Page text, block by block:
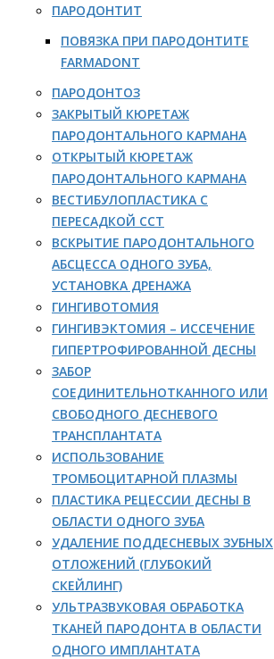
ПАРОДОНТИТ
ПОВЯЗКА ПРИ ПАРОДОНТИТЕ
FARMADONT
ПАРОДОНТОЗ
ЗАКРЫТЫЙ КЮРЕТАЖ
ПАРОДОНТАЛЬНОГО КАРМАНА
ОТКРЫТЫЙ КЮРЕТАЖ
ПАРОДОНТАЛЬНОГО КАРМАНА
ВЕСТИБУЛОПЛАСТИКА С
ПЕРЕСАДКОЙ ССТ
ВСКРЫТИЕ ПАРОДОНТАЛЬНОГО
АБСЦЕССА ОДНОГО ЗУБА,
УСТАНОВКА ДРЕНАЖА
ГИНГИВОТОМИЯ
ГИНГИВЭКТОМИЯ – ИССЕЧЕНИЕ
ГИПЕРТРОФИРОВАННОЙ ДЕСНЫ
ЗАБОР
СОЕДИНИТЕЛЬНОТКАННОГО ИЛИ
СВОБОДНОГО ДЕСНЕВОГО
ТРАНСПЛАНТАТА
ИСПОЛЬЗОВАНИЕ
ТРОМБОЦИТАРНОЙ ПЛАЗМЫ
ПЛАСТИКА РЕЦЕССИИ ДЕСНЫ В
ОБЛАСТИ ОДНОГО ЗУБА
УДАЛЕНИЕ ПОДДЕСНЕВЫХ ЗУБНЫХ
ОТЛОЖЕНИЙ (ГЛУБОКИЙ
СКЕЙЛИНГ)
УЛЬТРАЗВУКОВАЯ ОБРАБОТКА
ТКАНЕЙ ПАРОДОНТА В ОБЛАСТИ
ОДНОГО ИМПЛАНТАТА